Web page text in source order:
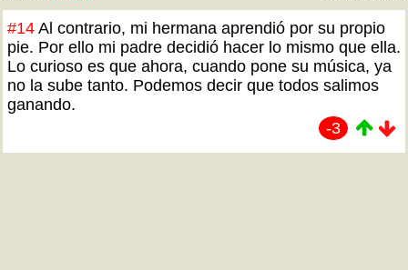
#14 Al contrario, mi hermana aprendió por su propio
pie. Por ello mi padre decidió hacer lo mismo que ella.
Lo curioso es que ahora, cuando pone su música, ya
no la sube tanto. Podemos decir que todos salimos
ganando.
-3